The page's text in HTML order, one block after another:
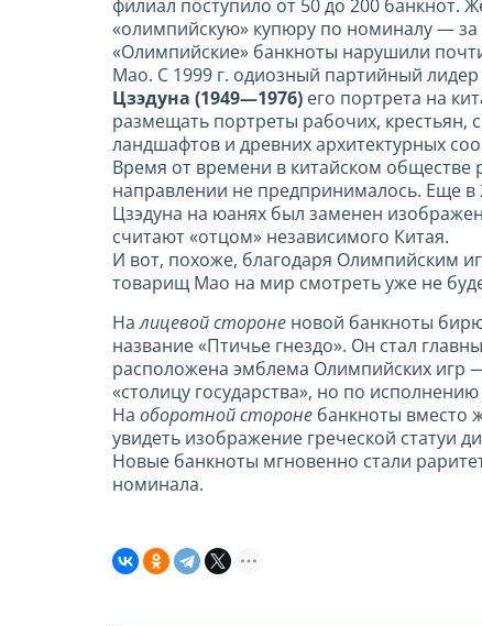
филиал поступило от 50 до 200 банкнот.
«олимпийскую» купюру по номиналу —
«Олимпийские» банкноты нарушили
Мао. С 1999 г. одиозный партийный
Цзэдуна (1949—1976) его портрета на
размещать портреты рабочих, крестьян,
ландшафтов и древних архитектурных
Время от времени в китайском обществе
направлении не предпринималось. Еще
Цзэдуна на юанях был заменен
считают «отцом» независимого Китая.
И вот, похоже, благодаря Олимпийским
товарищ Мао на мир смотреть уже не
Налицевой стороне новой банкноты
название «Птичье гнездо». Он стал
расположена эмблема Олимпийских игр
«столицу государства», но по
На оборотной стороне банкноты вместо
увидеть изображение греческой статуи
Новые банкноты мгновенно стали
номинала.